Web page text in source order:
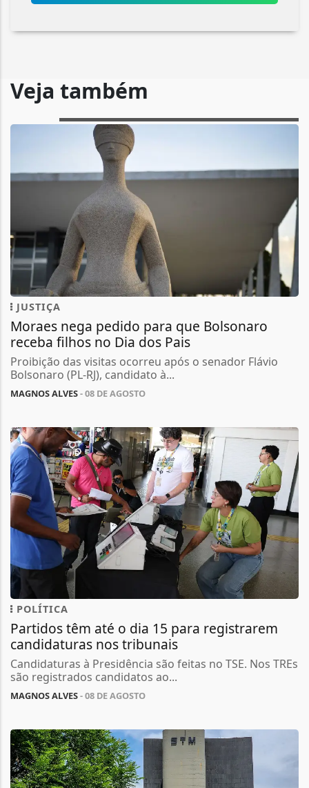
Veja também
JUSTIÇA
Moraes nega pedido para que Bolsonaro
receba filhos no Dia dos Pais
Proibição das visitas ocorreu após o senador Flávio
Bolsonaro (PL-RJ), candidato à...
MAGNOS ALVES- 08 DE AGOSTO
POLÍTICA
Partidos têm até o dia 15 para registrarem
candidaturas nos tribunais
Candidaturas à Presidência são feitas no TSE. Nos TREs
são registrados candidatos ao...
MAGNOS ALVES- 08 DE AGOSTO